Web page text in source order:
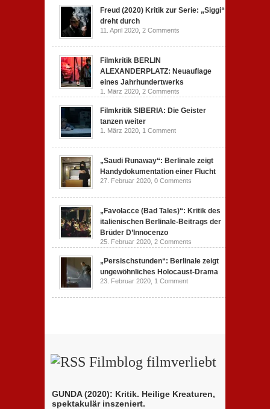
Freud (2020) Kritik zur Serie: „Siggi“
dreht durch
11. April 2020, 2 Comments
Filmkritik BERLIN
ALEXANDERPLATZ: Neuauflage
eines Jahrhundertwerks
1. März 2020, 2 Comments
Filmkritik SIBERIA: Die Geister
tanzen weiter
1. März 2020, 1 Comment
„Saudi Runaway“: Berlinale zeigt
Handydokumentation einer Flucht
27. Februar 2020, 0 Comments
„Favolacce (Bad Tales)“: Kritik des
italienischen Berlinale-Beitrags der
Brüder D’Innocenzo
25. Februar 2020, 2 Comments
„Persischstunden“: Berlinale zeigt
ungewöhnliches Holocaust-Drama
23. Februar 2020, 1 Comment
Filmblog filmverliebt
GUNDA (2020): Kritik. Heilige Kreaturen,
spektakulär inszeniert.